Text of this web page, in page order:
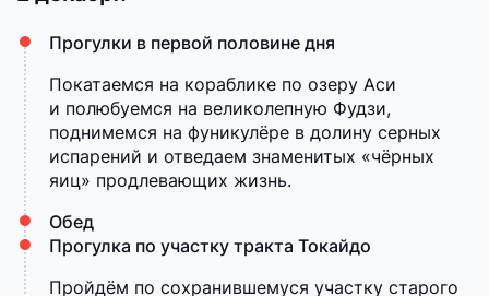
Прогулки в первой половине дня
Покатаемся на кораблике по озеру Аси
и полюбуемся на великолепную Фудзи,
поднимемся на фуникулёре в долину серных
испарений и отведаем знаменитых «чёрных
яиц» продлевающих жизнь.
Обед
Прогулка по участку тракта Токайдо
Пройдём по сохранившемуся участку старого